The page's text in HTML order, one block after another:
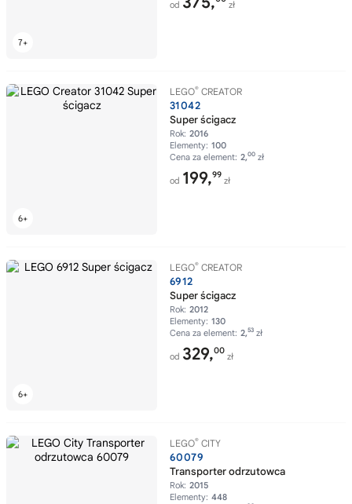
od zł
LEGO® CREATOR
31042
Super ścigacz
Rok: 2016
Elementy: 100
Cena za element: 2,00 zł
od 199,99
zł
LEGO® CREATOR
6912
Super ścigacz
Rok: 2012
Elementy: 130
Cena za element: 2,53 zł
od 329,00
zł
LEGO® CITY
60079
Transporter odrzutowca
Rok: 2015
Elementy: 448